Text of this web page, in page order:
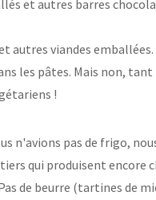
et autres barres
autres viandes
les pâtes. Mais non,
!
n'avions pas de frigo,
qui produisent encore
de beurre (tartines de